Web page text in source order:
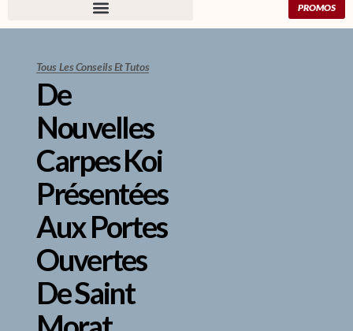
PROMOS
Tous Les Conseils Et Tutos
De
Nouvelles
Carpes Koi
Présentées
Aux Portes
Ouvertes
De Saint